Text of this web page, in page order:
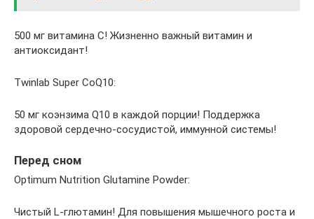
500 мг витамина C! Жизненно важный витамин и
антиоксидант!
Twinlab Super CoQ10:
50 мг коэнзима Q10 в каждой порции! Поддержка
здоровой сердечно-сосудистой, иммунной системы!
Перед сном
Optimum Nutrition Glutamine Powder:
Чистый L-глютамин! Для повышения мышечного роста и